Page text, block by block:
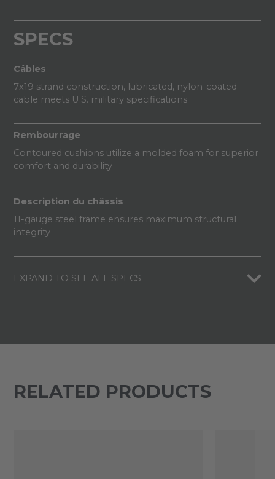
SPECS
Câbles
7x19 strand construction, lubricated, nylon-coated
cable meets U.S. military specifications
Rembourrage
Contoured cushions utilize a molded foam for superior
comfort and durability
Description du châssis
11-gauge steel frame ensures maximum structural
integrity
EXPAND TO SEE ALL SPECS
RELATED PRODUCTS